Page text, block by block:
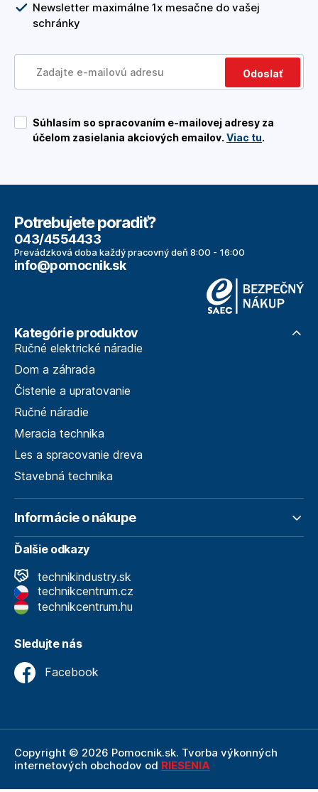
Newsletter maximálne 1x mesačne do vašej
schránky
Odoslať
Súhlasím so spracovaním e-mailovej adresy za
účelom zasielania akciových emailov. Viac tu.
Potrebujete poradiť?
043/4554433
Prevádzková doba každý pracovný deň 8:00 - 16:00
info@pomocnik.sk
Kategórie produktov
Ručné elektrické náradie
Dom a záhrada
Čistenie a upratovanie
Ručné náradie
Meracia technika
Les a spracovanie dreva
Stavebná technika
Informácie o nákupe
Ďalšie odkazy
technikindustry.sk
technikcentrum.cz
technikcentrum.hu
Sledujte nás
Facebook
Copyright © 2026 Pomocnik.sk. Tvorba výkonných
internetových obchodov od RIESENIA